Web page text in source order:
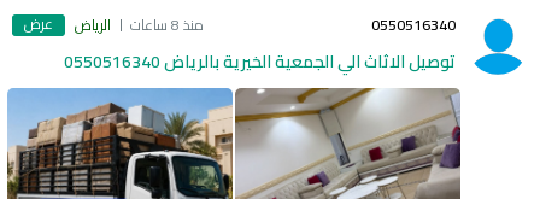
0550516340 منذ 8 ساعات الرياض عرض
توصيل الاثاث الي الجمعية الخيرية بالرياض 0550516340